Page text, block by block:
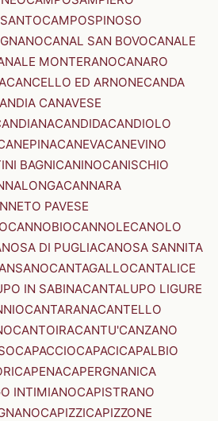
CAMPOSPINOSO
CANAL SAN BOVOCANALE
MONTERANOCANARO
CANCELLO ED ARNONECANDA
CANAVESE
CANDIDACANDIOLO
CANEVACANEVINO
BAGNICANINOCANISCHIO
CANNARA
PAVESE
CANNOBIOCANNOLECANOLO
DI PUGLIACANOSA SANNITA
CANTAGALLOCANTALICE
IN SABINACANTALUPO LIGURE
CANTARANACANTELLO
CANTOIRACANTU'CANZANO
CAPACCIOCAPACICAPALBIO
CAPENACAPERGNANICA
INTIMIANOCAPISTRANO
CAPIZZICAPIZZONE